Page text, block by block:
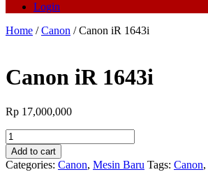
Login
Home /Canon / Canon iR 1643i
Canon iR 1643i
Rp 17,000,000
Canon
iR
1643i
quantity
Add to cart
Categories: Canon, Mesin Baru Tags: Canon,